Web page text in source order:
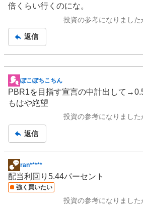
倍くらい行くのにな。
投資の参考になりました
返信
掲
示
板
ぽこぽちこちん
PBR1を目指す宣言の中計出して
もはや絶望
投資の参考になりました
返信
掲
示
板
ran*****
配当利回り5.44パーセント
強く買いたい
投資の参考になりました